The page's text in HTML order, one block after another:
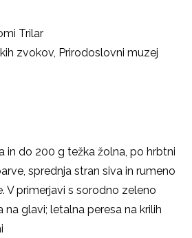
Trilar
zvokov, Prirodoslovni muzej
in do 200 g težka žolna, po hrbtni
sprednja stran siva in rumeno
V primerjavi s sorodno zeleno
na glavi; letalna peresa na krilih